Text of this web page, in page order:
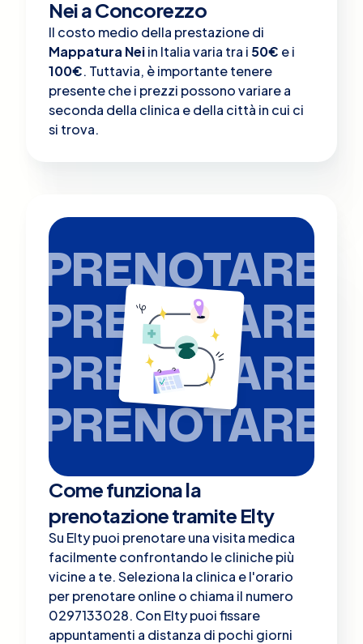
Nei a Concorezzo
Il costo medio della prestazione di
Mappatura Neiin Italia varia tra i 50€ e i
100€. Tuttavia, è importante tenere
presente che i prezzi possono variare a
seconda della clinica e della città in cui ci
si trova.
PRENOTARE
PRENOTARE
PRENOTARE
PRENOTARE
Come funziona la
prenotazione tramite Elty
Su Elty puoi prenotare una visita medica
facilmente confrontando le cliniche più
vicine a te. Seleziona la clinica e l'orario
per prenotare online o chiama il numero
0297133028. Con Elty puoi fissare
appuntamenti a distanza di pochi giorni